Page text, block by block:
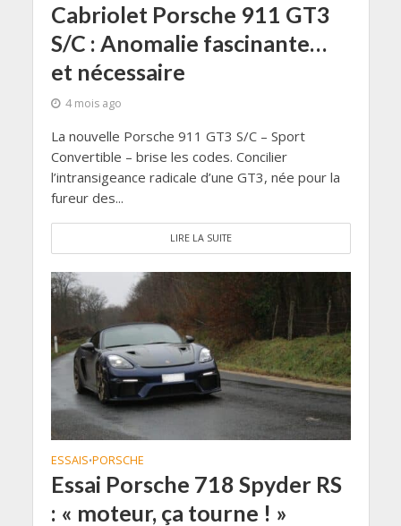
Cabriolet Porsche 911 GT3
S/C : Anomalie fascinante…
et nécessaire
4 mois ago
La nouvelle Porsche 911 GT3 S/C – Sport
Convertible – brise les codes. Concilier
l’intransigeance radicale d’une GT3, née pour la
fureur des...
LIRE LA SUITE
ESSAIS•PORSCHE
Essai Porsche 718 Spyder RS
: « moteur, ça tourne ! »